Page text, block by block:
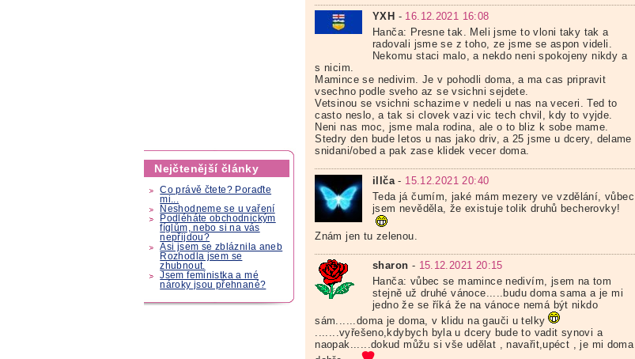
Nejčtenější články
Co právě čtete? Poraďte
mi...
Neshodneme se u vaření
Podléháte obchodnickým
fíglům, nebo si na vás
nepřijdou?
Asi jsem se zbláznila aneb
Rozhodla jsem se
zhubnout.
Jsem feministka a mé
nároky jsou přehnané?
YXH - 16.12.2021 16:08
Hanča: Presne tak. Meli jsme to vloni taky tak a
radovali jsme se z toho, ze jsme se aspon videli.
Nekomu staci malo, a nekdo neni spokojeny nikdy a
s nicim.
Mamince se nedivim. Je v pohodli doma, a ma cas pripravit
vsechno podle sveho az se vsichni sejdete.
Vetsinou se vsichni schazime v nedeli u nas na veceri. Ted to
casto neslo, a tak si clovek vazi vic tech chvil, kdy to vyjde.
Neni nas moc, jsme mala rodina, ale o to bliz k sobe mame.
Stedry den bude letos u nas jako driv, a 25 jsme u dcery, delame
snidani/obed a pak zase klidek vecer doma.
illča - 15.12.2021 20:40
Teda já čumím, jaké mám mezery ve vzdělání, vůbec
jsem nevěděla, že existuje tolik druhů becherovky!
Znám jen tu zelenou.
sharon - 15.12.2021 20:15
Hanča: vůbec se mamince nedivím, jsem na tom
stejně už druhé vánoce.....budu doma sama a je mi
jedno že se říká že na vánoce nemá být nikdo
sám......doma je doma, v klidu na gauči u telky
.......vyřešeno,kdybych byla u dcery bude to vadit synovi a
naopak......dokud můžu si vše udělat , navařit,upéct , je mi doma